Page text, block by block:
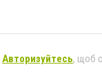
Авторизуйтесь, щоб